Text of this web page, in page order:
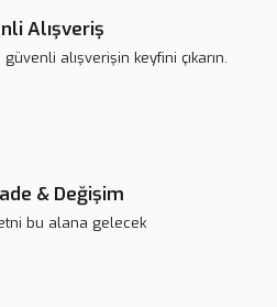
Alışveriş
alışverişin keyfini çıkarın.
& Değişim
bu alana gelecek